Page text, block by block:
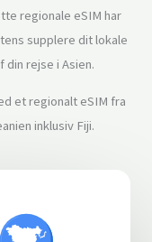
regionale eSIM har
supplere dit lokale
din rejse i Asien.
et regionalt eSIM fra
inklusiv Fiji.